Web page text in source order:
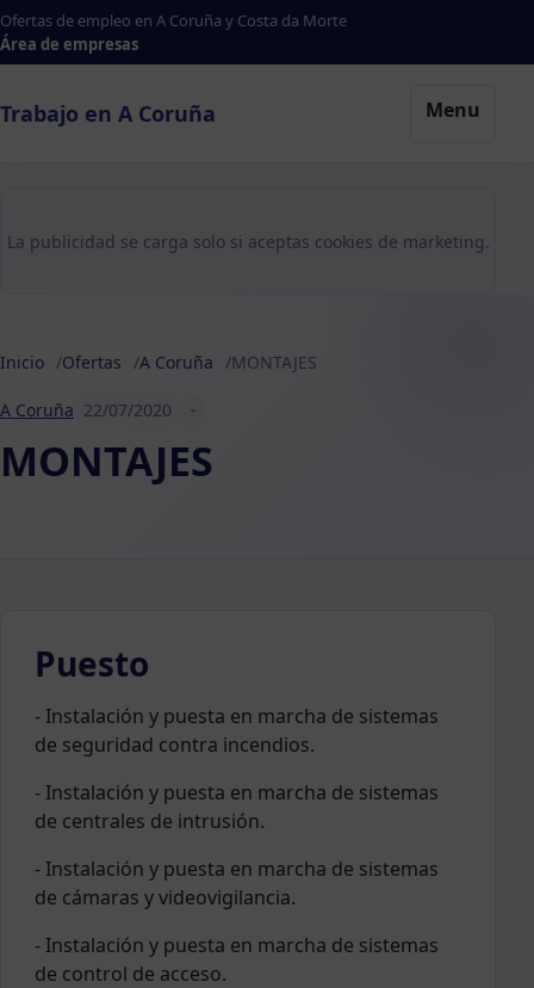
Ofertas de empleo en A Coruña y Costa da Morte
Área de empresas
Trabajo en A Coruña Menu
La publicidad se carga solo si aceptas cookies de marketing.
Inicio Ofertas A Coruña MONTAJES
A Coruña 22/07/2020 -
MONTAJES
Puesto
- Instalación y puesta en marcha de sistemas
de seguridad contra incendios.
- Instalación y puesta en marcha de sistemas
de centrales de intrusión.
- Instalación y puesta en marcha de sistemas
de cámaras y videovigilancia.
- Instalación y puesta en marcha de sistemas
de control de acceso.